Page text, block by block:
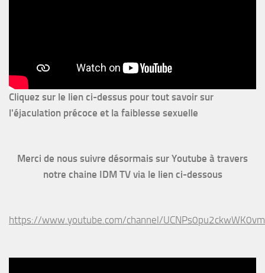
Cliquez sur le lien ci-dessus pour tout savoir sur
l'éjaculation précoce et la faiblesse sexuelle
Merci de nous suivre désormais sur Youtube à travers
notre chaine IDM TV via le lien ci-dessous
https://www.youtube.com/channel/